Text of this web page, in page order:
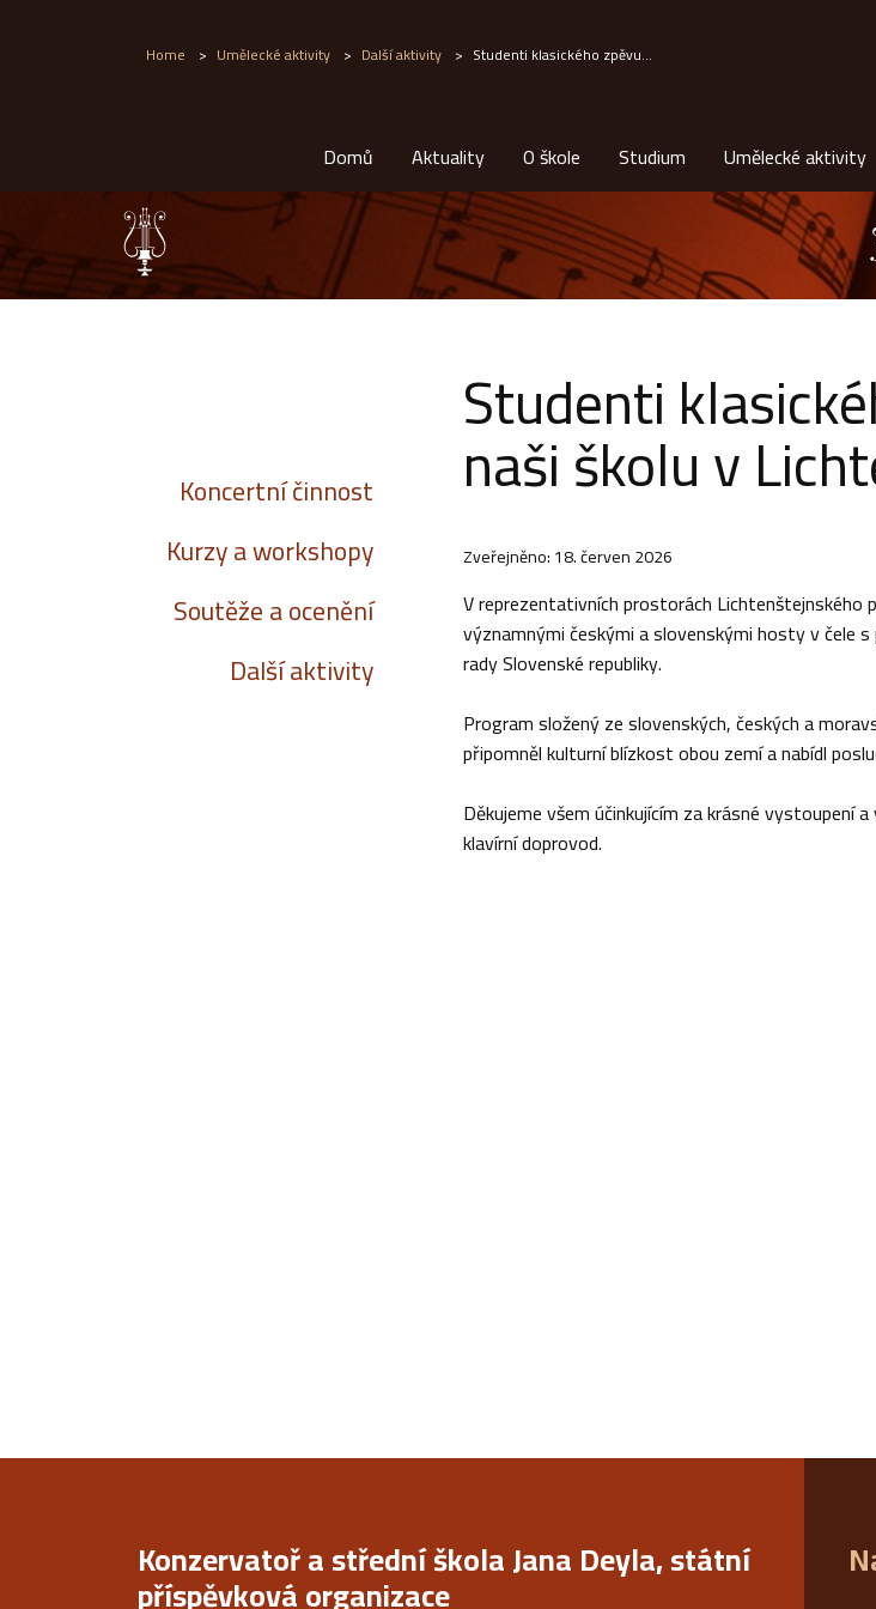
Home > Umělecké aktivity > Další aktivity > Studenti klasického zpěvu...
Domů Aktuality O škole Studium Umělecké aktivity
Koncertní činnost
Kurzy a workshopy
Soutěže a ocenění
Další aktivity
Studenti
naši školu v
Zveřejněno: 18. červen 2026
V reprezentativních prostorách
významnými českými a slovenskými hosty v čele
rady Slovenské republiky.
Program složený ze slovenských, českých a
připomněl kulturní blízkost obou zemí a nabídl
Děkujeme všem účinkujícím za krásné vystoupení
klavírní doprovod.
Konzervatoř a střední škola Jana Deyla, státní
příspěvková organizace